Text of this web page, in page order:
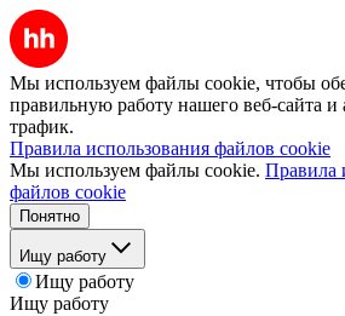
Мы используем файлы cookie, чтобы
правильную работу нашего веб-сайта и
трафик.
Правила использования файлов cookie
Мы используем файлы cookie. Правила
файлов cookie
Понятно
Ищу работу
Ищу работу
Ищу работу